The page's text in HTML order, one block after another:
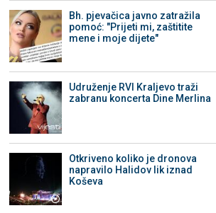
Bh. pjevačica javno zatražila
pomoć: "Prijeti mi, zaštitite
mene i moje dijete"
Udruženje RVI Kraljevo traži
zabranu koncerta Dine Merlina
Otkriveno koliko je dronova
napravilo Halidov lik iznad
Koševa